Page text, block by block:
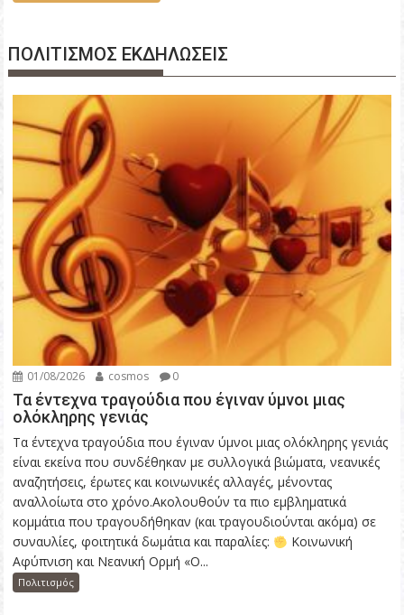
ΠΟΛΙΤΙΣΜΟΣ ΕΚΔΗΛΩΣΕΙΣ
01/08/2026 cosmos 0
Τα έντεχνα τραγούδια που έγιναν ύμνοι μιας
ολόκληρης γενιάς
Τα έντεχνα τραγούδια που έγιναν ύμνοι μιας ολόκληρης γενιάς
είναι εκείνα που συνδέθηκαν με συλλογικά βιώματα, νεανικές
αναζητήσεις, έρωτες και κοινωνικές αλλαγές, μένοντας
αναλλοίωτα στο χρόνο.Ακολουθούν τα πιο εμβληματικά
κομμάτια που τραγουδήθηκαν (και τραγουδιούνται ακόμα) σε
συναυλίες, φοιτητικά δωμάτια και παραλίες:
Κοινωνική
Αφύπνιση και Νεανική Ορμή «Ο...
Πολιτισμός